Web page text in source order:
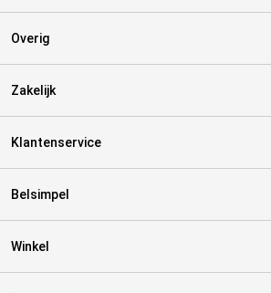
Overig
Zakelijk
Klantenservice
Belsimpel
Winkel